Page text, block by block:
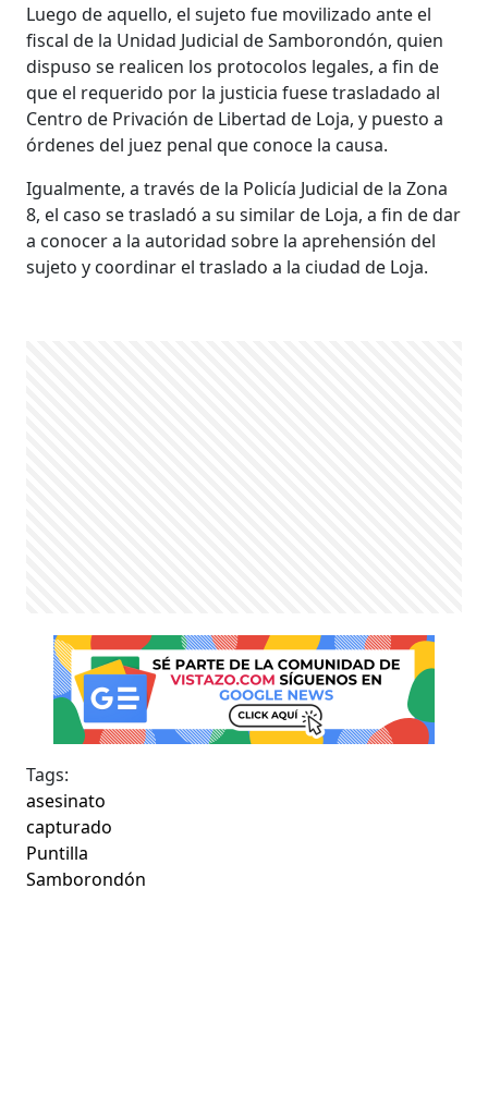
Luego de aquello, el sujeto fue movilizado ante el
fiscal de la Unidad Judicial de Samborondón, quien
dispuso se realicen los protocolos legales, a fin de
que el requerido por la justicia fuese trasladado al
Centro de Privación de Libertad de Loja, y puesto a
órdenes del juez penal que conoce la causa.
Igualmente, a través de la Policía Judicial de la Zona
8, el caso se trasladó a su similar de Loja, a fin de dar
a conocer a la autoridad sobre la aprehensión del
sujeto y coordinar el traslado a la ciudad de Loja.
Tags:
asesinato
capturado
Puntilla
Samborondón